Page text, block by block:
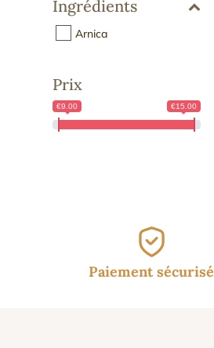
Ingrédients
Arnica
Prix
€9.00 €15.00
Paiement sécurisé